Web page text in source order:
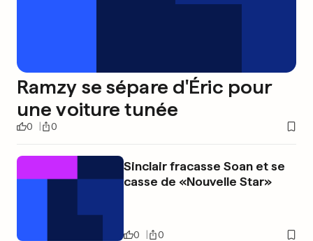
Ramzy se sépare d'Éric pour
une voiture tunée
0 0
Sinclair fracasse Soan et se
casse de «Nouvelle Star»
0 0